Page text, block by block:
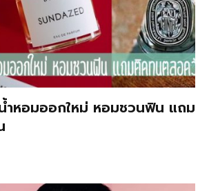
หอมออกใหม่ หอมชวนฟิน แถม